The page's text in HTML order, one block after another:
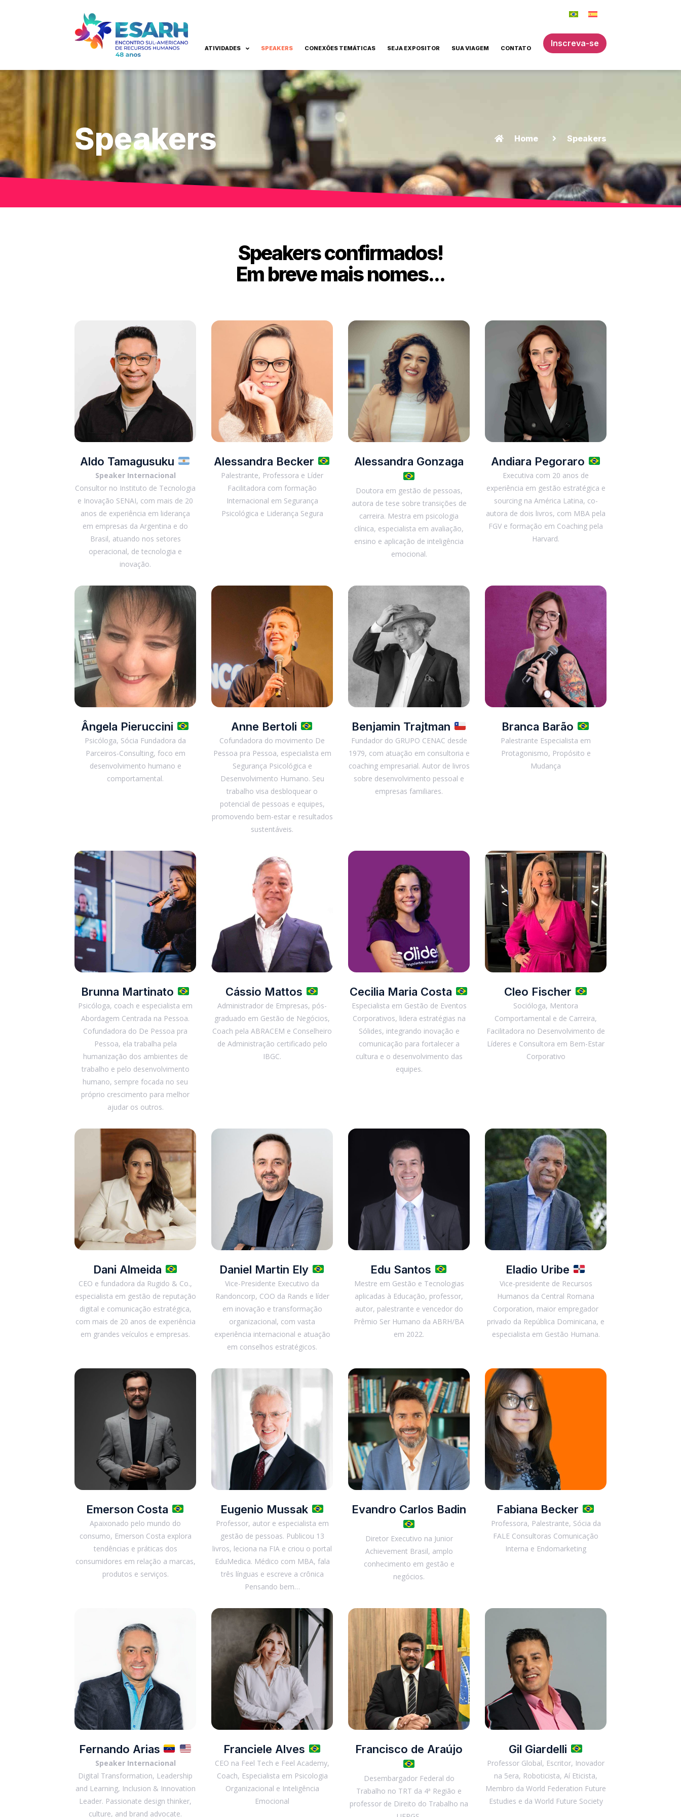
ATIVIDADES SPEAKERS CONEXÕES TEMÁTICAS SEJA EXPOSITOR SUA VIAGEM CONTATO
Inscreva-se
Speakers Home Speakers
Speakers confirmados!
Em breve mais nomes...
Aldo Tamagusuku
Speaker Internacional
Consultor no Instituto de Tecnologia
e Inovação SENAI, com mais de 20
anos de experiência em liderança
em empresas da Argentina e do
Brasil, atuando nos setores
operacional, de tecnologia e
inovação.
Alessandra Becker
Palestrante, Professora e Líder
Facilitadora com formação
Internacional em Segurança
Psicológica e Liderança Segura
Alessandra Gonzaga
Doutora em gestão de pessoas,
autora de tese sobre transições de
carreira. Mestra em psicologia
clínica, especialista em avaliação,
ensino e aplicação de inteligência
emocional.
Andiara Pegoraro
Executiva com 20 anos de
experiência em gestão estratégica e
sourcing na América Latina, co-
autora de dois livros, com MBA pela
FGV e formação em Coaching pela
Harvard.
Ângela Pieruccini
Psicóloga, Sócia Fundadora da
Parceiros-Consulting, foco em
desenvolvimento humano e
comportamental.
Anne Bertoli
Cofundadora do movimento De
Pessoa pra Pessoa, especialista em
Segurança Psicológica e
Desenvolvimento Humano. Seu
trabalho visa desbloquear o
potencial de pessoas e equipes,
promovendo bem-estar e resultados
sustentáveis.
Benjamin Trajtman
Fundador do GRUPO CENAC desde
1979, com atuação em consultoria e
coaching empresarial. Autor de livros
sobre desenvolvimento pessoal e
empresas familiares.
Branca Barão
Palestrante Especialista em
Protagonismo, Propósito e
Mudança
Brunna Martinato
Psicóloga, coach e especialista em
Abordagem Centrada na Pessoa.
Cofundadora do De Pessoa pra
Pessoa, ela trabalha pela
humanização dos ambientes de
trabalho e pelo desenvolvimento
humano, sempre focada no seu
próprio crescimento para melhor
ajudar os outros.
Cássio Mattos
Administrador de Empresas, pós-
graduado em Gestão de Negócios,
Coach pela ABRACEM e Conselheiro
de Administração certificado pelo
IBGC.
Cecilia Maria Costa
Especialista em Gestão de Eventos
Corporativos, lidera estratégias na
Sólides, integrando inovação e
comunicação para fortalecer a
cultura e o desenvolvimento das
equipes.
Cleo Fischer
Socióloga, Mentora
Comportamental e de Carreira,
Facilitadora no Desenvolvimento de
Líderes e Consultora em Bem-Estar
Corporativo
Dani Almeida
CEO e fundadora da Rugido & Co.,
especialista em gestão de reputação
digital e comunicação estratégica,
com mais de 20 anos de experiência
em grandes veículos e empresas.
Daniel Martin Ely
Vice-Presidente Executivo da
Randoncorp, COO da Rands e líder
em inovação e transformação
organizacional, com vasta
experiência internacional e atuação
em conselhos estratégicos.
Edu Santos
Mestre em Gestão e Tecnologias
aplicadas à Educação, professor,
autor, palestrante e vencedor do
Prêmio Ser Humano da ABRH/BA
em 2022.
Eladio Uribe
Vice-presidente de Recursos
Humanos da Central Romana
Corporation, maior empregador
privado da República Dominicana, e
especialista em Gestão Humana.
Emerson Costa
Apaixonado pelo mundo do
consumo, Emerson Costa explora
tendências e práticas dos
consumidores em relação a marcas,
produtos e serviços.
Eugenio Mussak
Professor, autor e especialista em
gestão de pessoas. Publicou 13
livros, leciona na FIA e criou o portal
EduMedica. Médico com MBA, fala
três línguas e escreve a crônica
Pensando bem…
Evandro Carlos Badin
Diretor Executivo na Junior
Achievement Brasil, amplo
conhecimento em gestão e
negócios.
Fabiana Becker
Professora, Palestrante, Sócia da
FALE Consultoras Comunicação
Interna e Endomarketing
Fernando Arias
Speaker Internacional
Digital Transformation, Leadership
and Learning, Inclusion & Innovation
Leader. Passionate design thinker,
culture, and brand advocate.
Franciele Alves
CEO na Feel Tech e Feel Academy,
Coach, Especialista em Psicologia
Organizacional e Inteligência
Emocional
Francisco de Araújo
Desembargador Federal do
Trabalho no TRT da 4ª Região e
professor de Direito do Trabalho na
Gil Giardelli
Professor Global, Escritor, Inovador
na 5era, Roboticista, Aí Eticista,
Membro da World Federation Future
Estudies e da World Future Society